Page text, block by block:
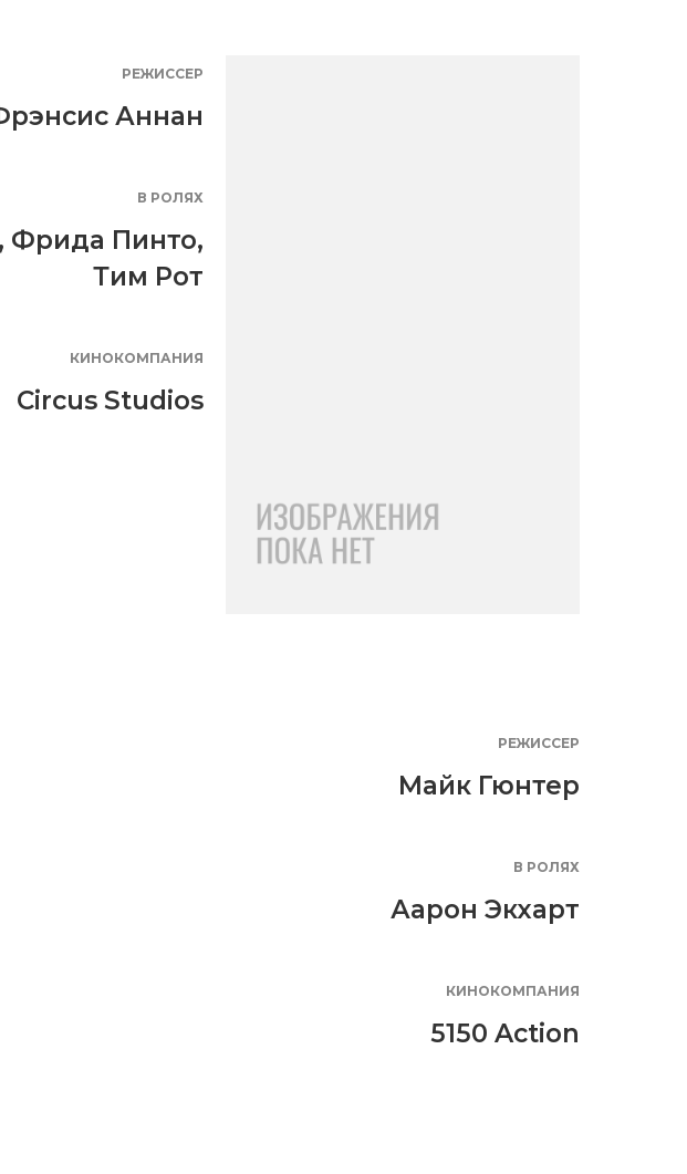
РЕЖИССЕР
Аннан
В РОЛЯХ
, Фрида Пинто,
Тим Рот
КИНОКОМПАНИЯ
Circus Studios
РЕЖИССЕР
Майк Гюнтер
В РОЛЯХ
Аарон Экхарт
КИНОКОМПАНИЯ
5150 Action